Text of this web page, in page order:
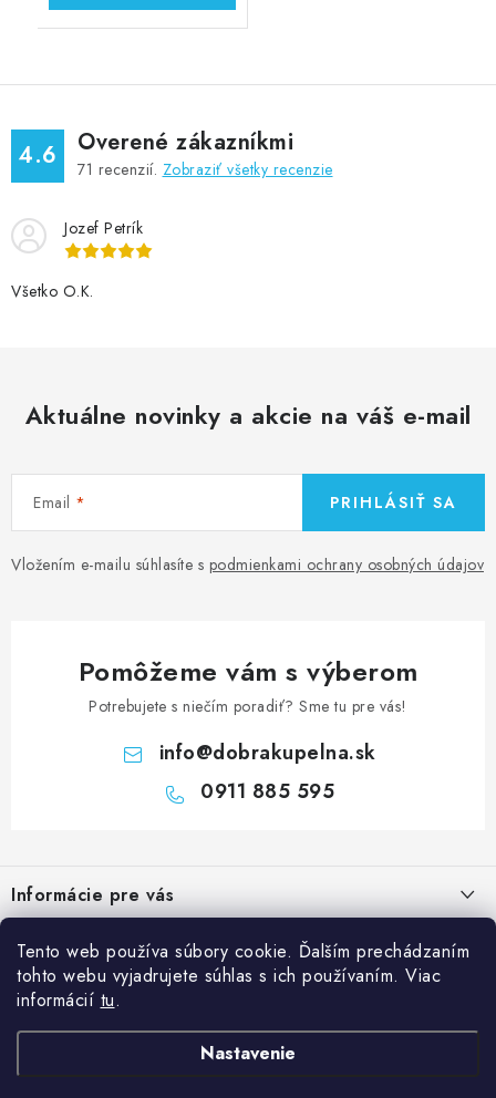
Tento web používa súbory cookie. Ďalším prechádzaním
tohto webu vyjadrujete súhlas s ich používaním. Viac
informácií tu.
Nastavenie
4.6 Overené zákazníkmi
71 recenzií. Zobraziť všetky recenzie
Jozef Petrík
Všetko O.K.
Aktuálne novinky a akcie na váš e-mail
Email
Vložením e-mailu súhlasíte s podmienkami ochrany osobných údajov
PRIHLÁSIŤ SA
Pomôžeme vám s výberom
Potrebujete s niečím poradiť? Sme tu pre vás!
info@dobrakupelna.sk
0911 885 595
p
ä
Informácie pre vás
Doprava a Platby
Obchodné podmienky
Kategórie
Sprchové dvere
Sprchové kúty a vaničky
Vane
Blog
Kedy rekonštruovať kúpeľňu a prečo je výmena sprchového kúta
dobrý investičný krok?